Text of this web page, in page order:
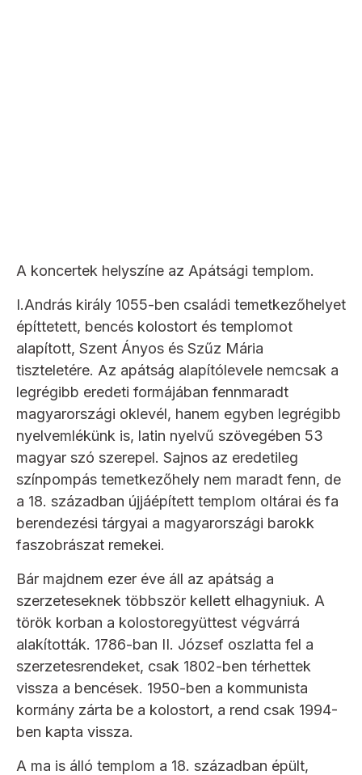
A koncertek helyszíne az Apátsági templom.
I.András király 1055-ben családi temetkezőhelyet
építtetett, bencés kolostort és templomot
alapított, Szent Ányos és Szűz Mária
tiszteletére. Az apátság alapítólevele nemcsak a
legrégibb eredeti formájában fennmaradt
magyarországi oklevél, hanem egyben legrégibb
nyelvemlékünk is, latin nyelvű szövegében 53
magyar szó szerepel. Sajnos az eredetileg
színpompás temetkezőhely nem maradt fenn, de
a 18. században újjáépített templom oltárai és fa
berendezési tárgyai a magyarországi barokk
faszobrászat remekei.
Bár majdnem ezer éve áll az apátság a
szerzeteseknek többször kellett elhagyniuk. A
török korban a kolostoregyüttest végvárrá
alakították. 1786-ban II. József oszlatta fel a
szerzetesrendeket, csak 1802-ben térhettek
vissza a bencések. 1950-ben a kommunista
kormány zárta be a kolostort, a rend csak 1994-
ben kapta vissza.
A ma is álló templom a 18. században épült,